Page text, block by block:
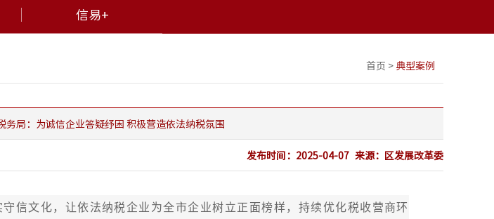
信易+
首页 > 典型案例
务局：为诚信企业答疑纾困 积极营造依法纳税氛围
发布时间： 2025-04-07 来源： 区发展改革委
文化，让依法纳税企业为全市企业树立正面榜样，持续优化税收营商环